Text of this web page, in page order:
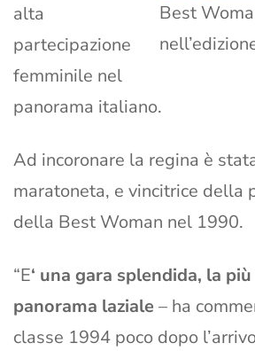
Best
alta
partecipazione
femminile nel
panorama italiano.
Ad incoronare la regina è
maratoneta, e vincitrice della
della Best Woman nel 1990.
“E‘ una gara splendida, la
panorama laziale – ha
classe 1994 poco dopo